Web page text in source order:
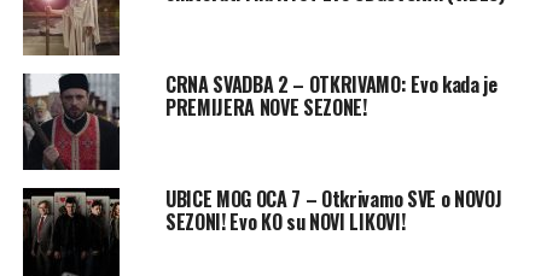
CRNA SVADBA 2 – OTKRIVAMO: Evo kada je
PREMIJERA NOVE SEZONE!
UBICE MOG OCA 7 – Otkrivamo SVE o NOVOJ
SEZONI! Evo KO su NOVI LIKOVI!